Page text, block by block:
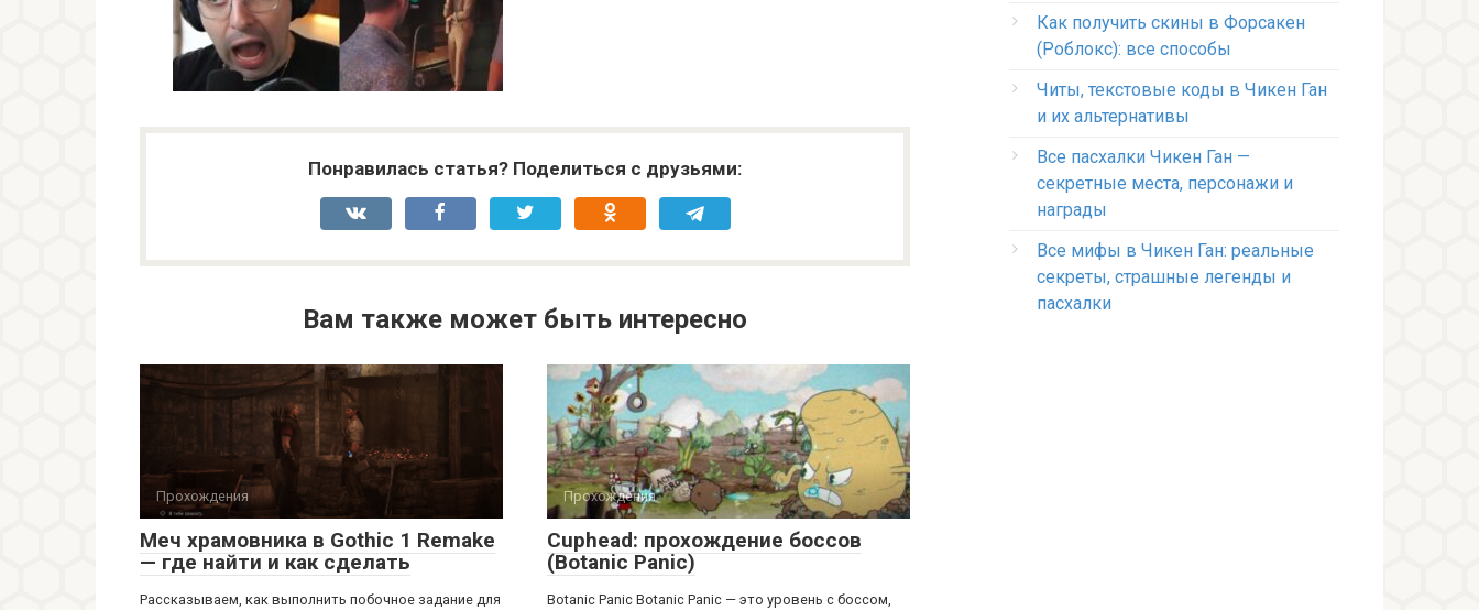
Понравилась статья? Поделиться с друзьями:
Вам также может быть интересно
Прохождения
Меч храмовника в Gothic 1 Remake
— где найти и как сделать
Рассказываем, как выполнить побочное задание для
Прохождения
Cuphead: прохождение боссов
(Botanic Panic)
Botanic Panic Botanic Panic — это уровень с боссом,
Как получить скины в Форсакен
(Роблокс): все способы
Читы, текстовые коды в Чикен Ган
и их альтернативы
Все пасхалки Чикен Ган —
секретные места, персонажи и
награды
Все мифы в Чикен Ган: реальные
секреты, страшные легенды и
пасхалки